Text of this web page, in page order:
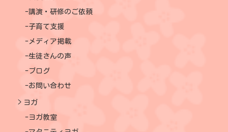
講演・研修のご依頼
子育て支援
メディア掲載
生徒さんの声
ブログ
お問い合わせ
ヨガ
ヨガ教室